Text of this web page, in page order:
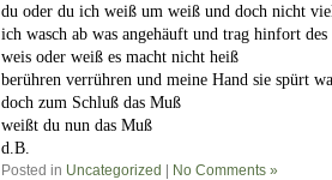
du oder du ich weiß um weiß und doch nicht
ich wasch ab was angehäuft und trag hinfort des
weis oder weiß es macht nicht heiß
berühren verrühren und meine Hand sie spürt
doch zum Schluß das Muß
weißt du nun das Muß
d.B.
Posted in Uncategorized | No Comments »